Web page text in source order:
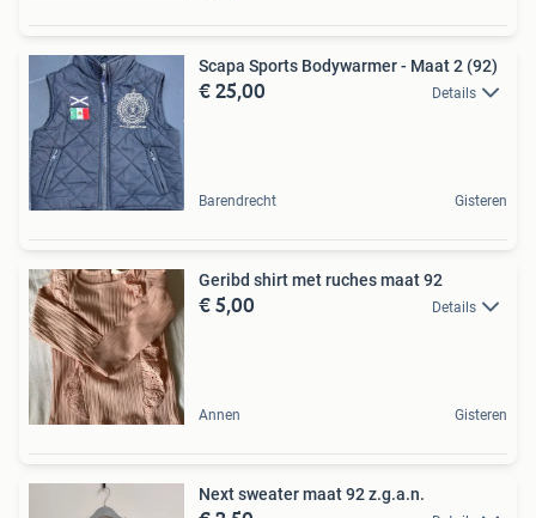
Scapa Sports Bodywarmer - Maat 2 (92)
€ 25,00 Details
Barendrecht Gisteren
Geribd shirt met ruches maat 92
€ 5,00 Details
Annen Gisteren
Next sweater maat 92 z.g.a.n.